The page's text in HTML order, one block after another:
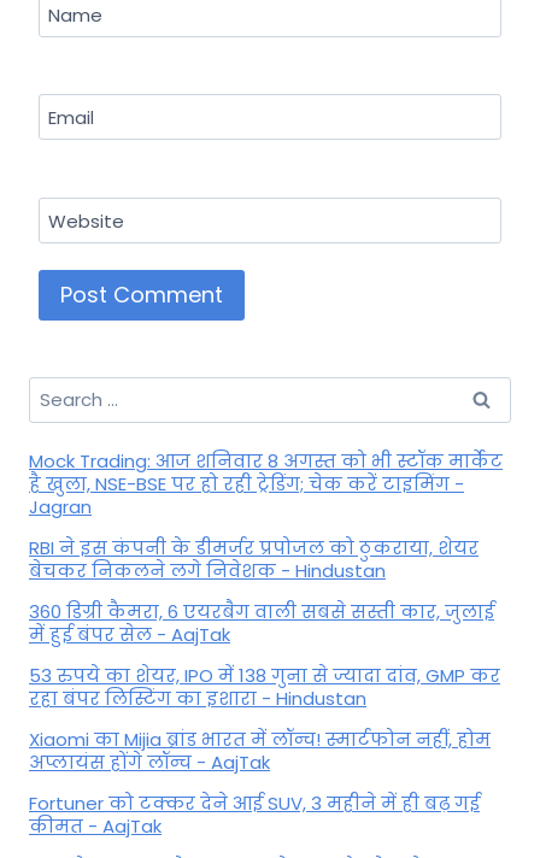
Name
Email
Website
Search
for:
Mock Trading: आज शनिवार 8 अगस्त को भी स्टॉक मार्केट
है खुला, NSE-BSE पर हो रही ट्रेडिंग; चेक करें टाइमिंग -
Jagran
RBI ने इस कंपनी के डीमर्जर प्रपोजल को ठुकराया, शेयर
बेचकर निकलने लगे निवेशक - Hindustan
360 डिग्री कैमरा, 6 एयरबैग वाली सबसे सस्ती कार, जुलाई
में हुई बंपर सेल - AajTak
53 रुपये का शेयर, IPO में 138 गुना से ज्यादा दांव, GMP कर
रहा बंपर लिस्टिंग का इशारा - Hindustan
Xiaomi का Mijia ब्रांड भारत में लॉन्च! स्मार्टफोन नहीं, होम
अप्लायंस होंगे लॉन्च - AajTak
Fortuner को टक्कर देने आई SUV, 3 महीने में ही बढ़ गई
कीमत - AajTak